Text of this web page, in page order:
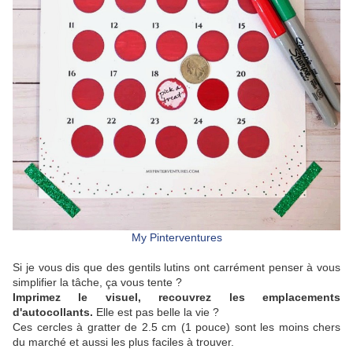
My Pinterventures
Si je vous dis que des gentils lutins ont carrément penser à vous
simplifier la tâche, ça vous tente ?
Imprimez le visuel, recouvrez les emplacements
d'autocollants. Elle est pas belle la vie ?
Ces cercles à gratter de 2.5 cm (1 pouce) sont les moins chers
du marché et aussi les plus faciles à trouver.